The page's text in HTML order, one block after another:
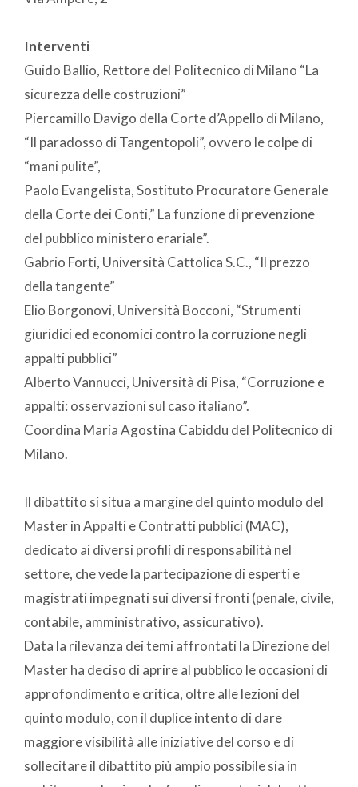
Interventi
Guido Ballio, Rettore del Politecnico di Milano “La
sicurezza delle costruzioni”
Piercamillo Davigo della Corte d’Appello di Milano,
“Il paradosso di Tangentopoli”, ovvero le colpe di
“mani pulite”,
Paolo Evangelista, Sostituto Procuratore Generale
della Corte dei Conti,” La funzione di prevenzione
del pubblico ministero erariale”.
Gabrio Forti, Università Cattolica S.C., “Il prezzo
della tangente”
Elio Borgonovi, Università Bocconi, “Strumenti
giuridici ed economici contro la corruzione negli
appalti pubblici”
Alberto Vannucci, Università di Pisa, “Corruzione e
appalti: osservazioni sul caso italiano”.
Coordina Maria Agostina Cabiddu del Politecnico di
Milano.
Il dibattito si situa a margine del quinto modulo del
Master in Appalti e Contratti pubblici (MAC),
dedicato ai diversi profili di responsabilità nel
settore, che vede la partecipazione di esperti e
magistrati impegnati sui diversi fronti (penale, civile,
contabile, amministrativo, assicurativo).
Data la rilevanza dei temi affrontati la Direzione del
Master ha deciso di aprire al pubblico le occasioni di
approfondimento e critica, oltre alle lezioni del
quinto modulo, con il duplice intento di dare
maggiore visibilità alle iniziative del corso e di
sollecitare il dibattito più ampio possibile sia in